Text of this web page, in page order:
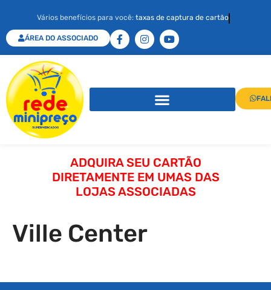
Vários benefícios para você: taxas de captura de cartão
ÁREA DO ASSOCIADO
ADQUIRA SEU CARTÃO
DIRETAMENTE EM UMAS DAS
LOJAS ASSOCIADAS
Ville Center